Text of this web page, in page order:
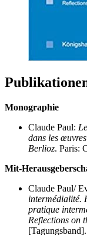
Monographie
Claude Paul:
dans les
Berlioz. Paris:
Mit-
Claude Paul/
intermédialité.
pratique
Reflections on